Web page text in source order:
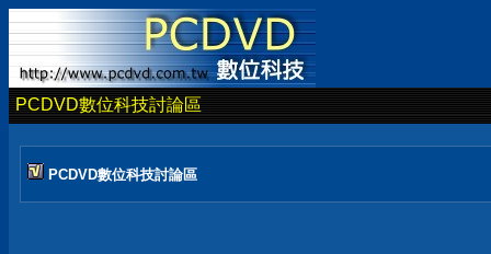
PCDVD數位科技討論區
PCDVD數位科技討論區